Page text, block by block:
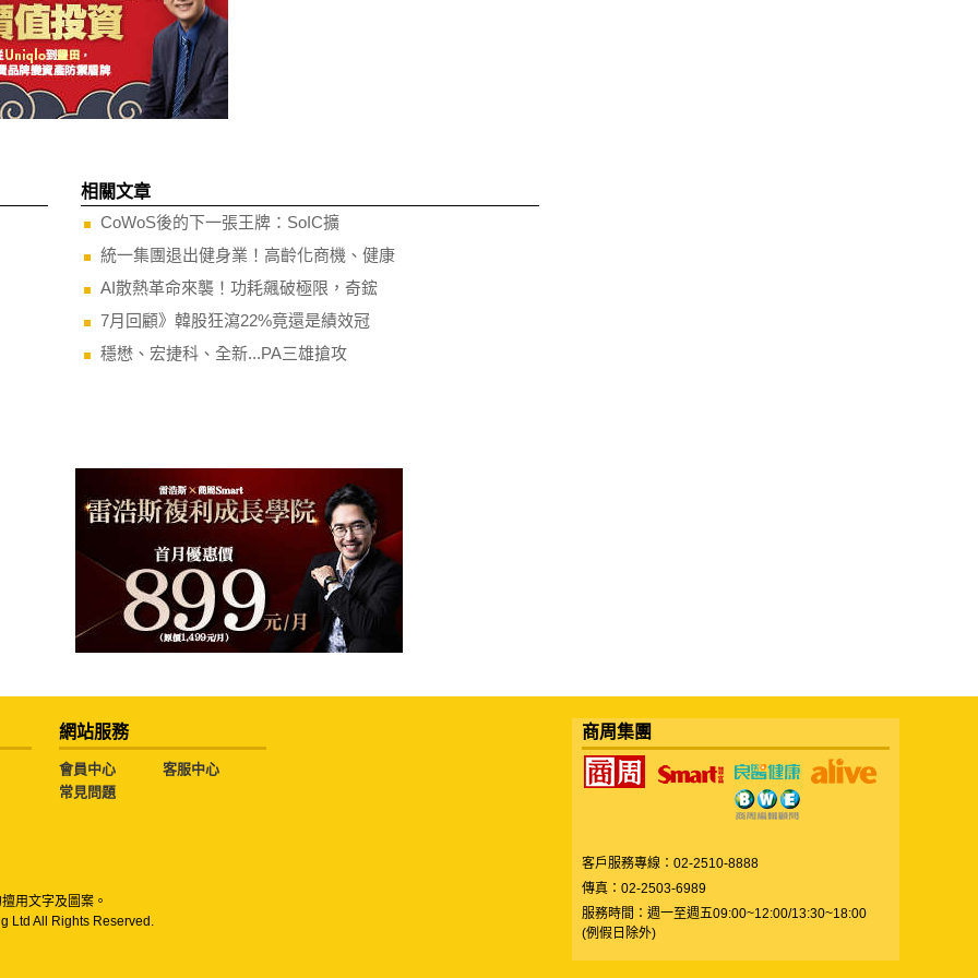
相關文章
CoWoS後的下一張王牌：SoIC擴
統一集團退出健身業！高齡化商機、健康
AI散熱革命來襲！功耗飆破極限，奇鋐
7月回顧》韓股狂瀉22%竟還是績效冠
穩懋、宏捷科、全新...PA三雄搶攻
網站服務
會員中心
客服中心
常見問題
用文字及圖案。
Ltd All Rights Reserved.
商周集團
客戶服務專線：02-2510-8888
傳真：02-2503-6989
服務時間：週一至週五09:00~12:00/13:30~18:00
(例假日除外)